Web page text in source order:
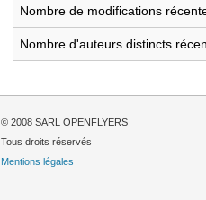
Nombre de modifications
Nombre d'auteurs distincts
© 2008 SARL OPENFLYERS
Tous droits réservés
Mentions légales